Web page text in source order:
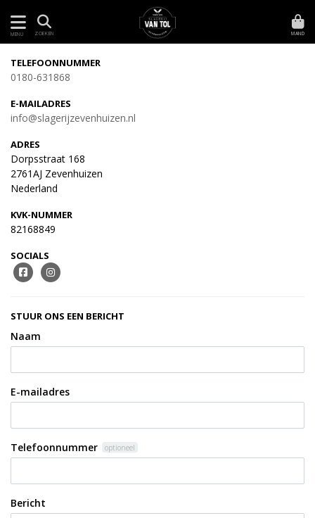
MENU ZOEKEN MAND
TELEFOONNUMMER
0180-631868
E-MAILADRES
info@slagerijzevenhuizen.nl
ADRES
Dorpsstraat 168
2761AJ Zevenhuizen
Nederland
KVK-NUMMER
82168849
SOCIALS
STUUR ONS EEN BERICHT
Naam
E-mailadres
Telefoonnummer optioneel
Bericht